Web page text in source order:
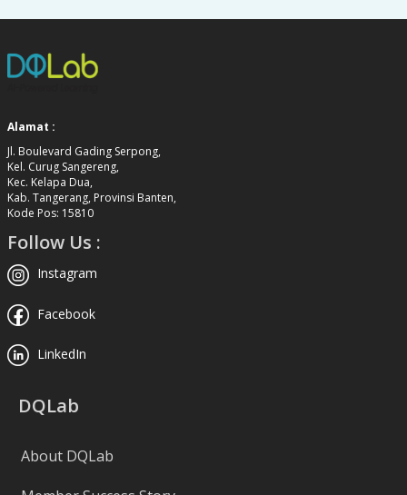
Alamat :
Jl. Boulevard Gading Serpong,
Kel. Curug Sangereng,
Kec. Kelapa Dua,
Kab. Tangerang, Provinsi Banten,
Kode Pos: 15810
Follow Us :
Instagram
Facebook
LinkedIn
DQLab
About DQLab